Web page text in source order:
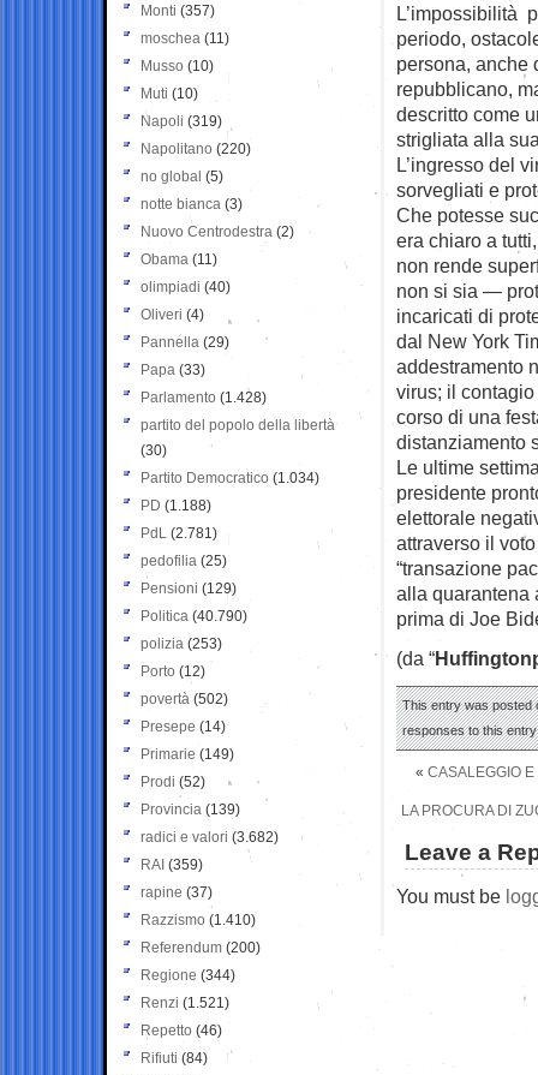
L’impossibilità
periodo,
persona, anche
repubblicano,
descritto come
strigliata alla
L’ingresso del
sorvegliati e
Che potesse
era chiaro a
non rende
non si sia —
incaricati di
dal New York
addestramento
virus; il
corso di una
distanziamento
Le ultime
presidente
elettorale
attraverso il
“transazione
alla quarantena
prima di Joe
(da “
This entry was posted
responses to this
« CASALEGGIO E
LA PROCURA DI
Leave a
You must be
Monti (357)
moschea (11)
Musso (10)
Muti (10)
Napoli (319)
Napolitano (220)
no global (5)
notte bianca (3)
Nuovo Centrodestra (2)
Obama (11)
olimpiadi (40)
Oliveri (4)
Pannella (29)
Papa (33)
Parlamento (1.428)
partito del popolo della libertà
(30)
Partito Democratico (1.034)
PD (1.188)
PdL (2.781)
pedofilia (25)
Pensioni (129)
Politica (40.790)
polizia (253)
Porto (12)
povertà (502)
Presepe (14)
Primarie (149)
Prodi (52)
Provincia (139)
radici e valori (3.682)
RAI (359)
rapine (37)
Razzismo (1.410)
Referendum (200)
Regione (344)
Renzi (1.521)
Repetto (46)
Rifiuti (84)